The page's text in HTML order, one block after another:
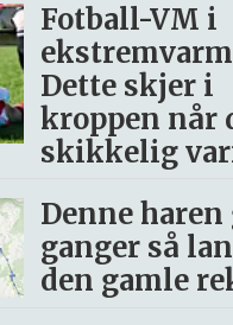
Fotball-VM i
Dette skjer i
kroppen når
skikkelig
Denne
ganger så
den gamle